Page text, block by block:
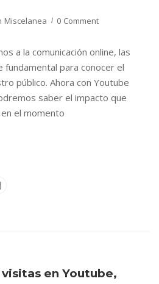
Miscelanea 0 Comment
a la comunicación online, las
fundamental para conocer el
público. Ahora con Youtube
saber el impacto que
el momento
en Youtube,